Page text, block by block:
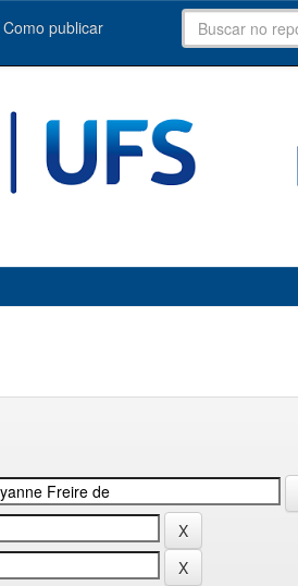
Como publicar